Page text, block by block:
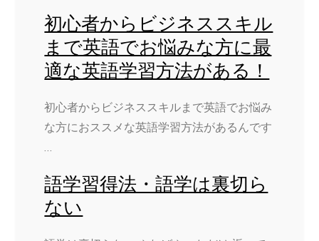
初心者からビジネススキル
まで英語でお悩みな方に最
適な英語学習方法がある！
初心者からビジネススキルまで英語でお悩み
な方におススメな英語学習方法があるんです
…
語学習得法・語学は裏切ら
ない